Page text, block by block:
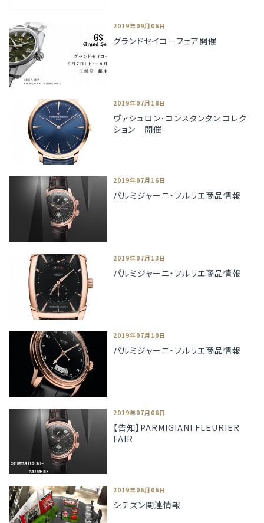
2019年09月06日
グランドセイコーフェア開催
2019年07月18日
ヴァシュロン･コンスタンタン コレク
ション 開催
2019年07月16日
パルミジャーニ・フルリエ商品情報
2019年07月13日
パルミジャーニ・フルリエ商品情報
2019年07月10日
パルミジャーニ・フルリエ商品情報
2019年07月06日
【告知】PARMIGIANI FLEURIER
FAIR
2019年06月06日
シチズン関連情報